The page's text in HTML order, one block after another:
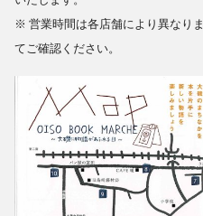
※ 営業時間は各店舗により異なり
てご確認ください。